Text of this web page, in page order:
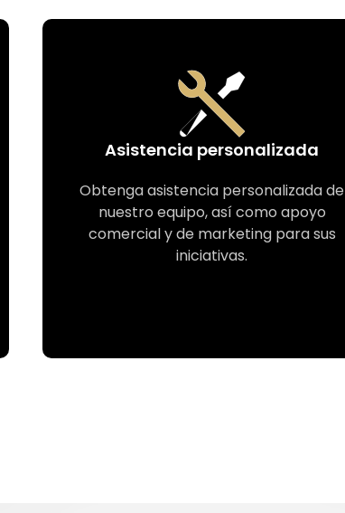
Asistencia personalizada
Obtenga asistencia personalizada de
nuestro equipo, así como apoyo
comercial y de marketing para sus
iniciativas.